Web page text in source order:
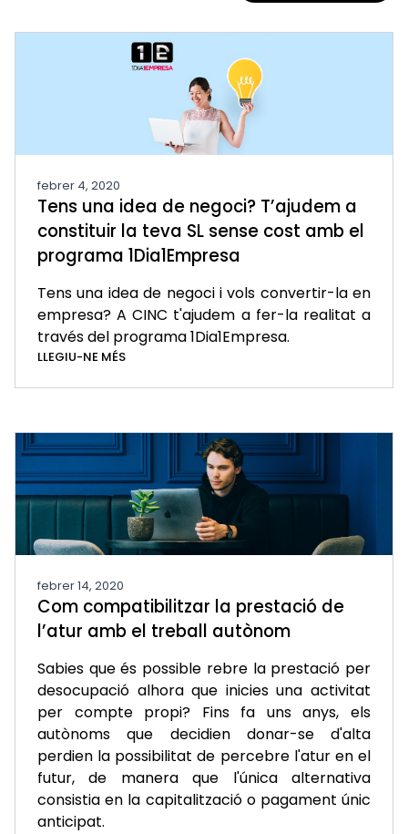
febrer 4, 2020
Tens una idea de negoci? T’ajudem a
constituir la teva SL sense cost amb el
programa 1Dia1Empresa
Tens una idea de negoci i vols convertir-la en
empresa? A CINC t'ajudem a fer-la realitat a
través del programa 1Dia1Empresa.
LLEGIU-NE MÉS
febrer 14, 2020
Com compatibilitzar la prestació de
l’atur amb el treball autònom
Sabies que és possible rebre la prestació per
desocupació alhora que inicies una activitat
per compte propi? Fins fa uns anys, els
autònoms que decidien donar-se d'alta
perdien la possibilitat de percebre l'atur en el
futur, de manera que l'única alternativa
consistia en la capitalització o pagament únic
anticipat.